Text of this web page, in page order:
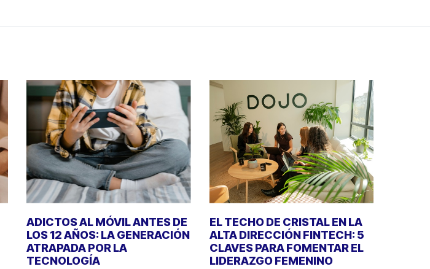
ADICTOS AL MÓVIL ANTES DE
LOS 12 AÑOS: LA GENERACIÓN
ATRAPADA POR LA
TECNOLOGÍA
EL TECHO DE CRISTAL EN LA
ALTA DIRECCIÓN FINTECH: 5
CLAVES PARA FOMENTAR EL
LIDERAZGO FEMENINO